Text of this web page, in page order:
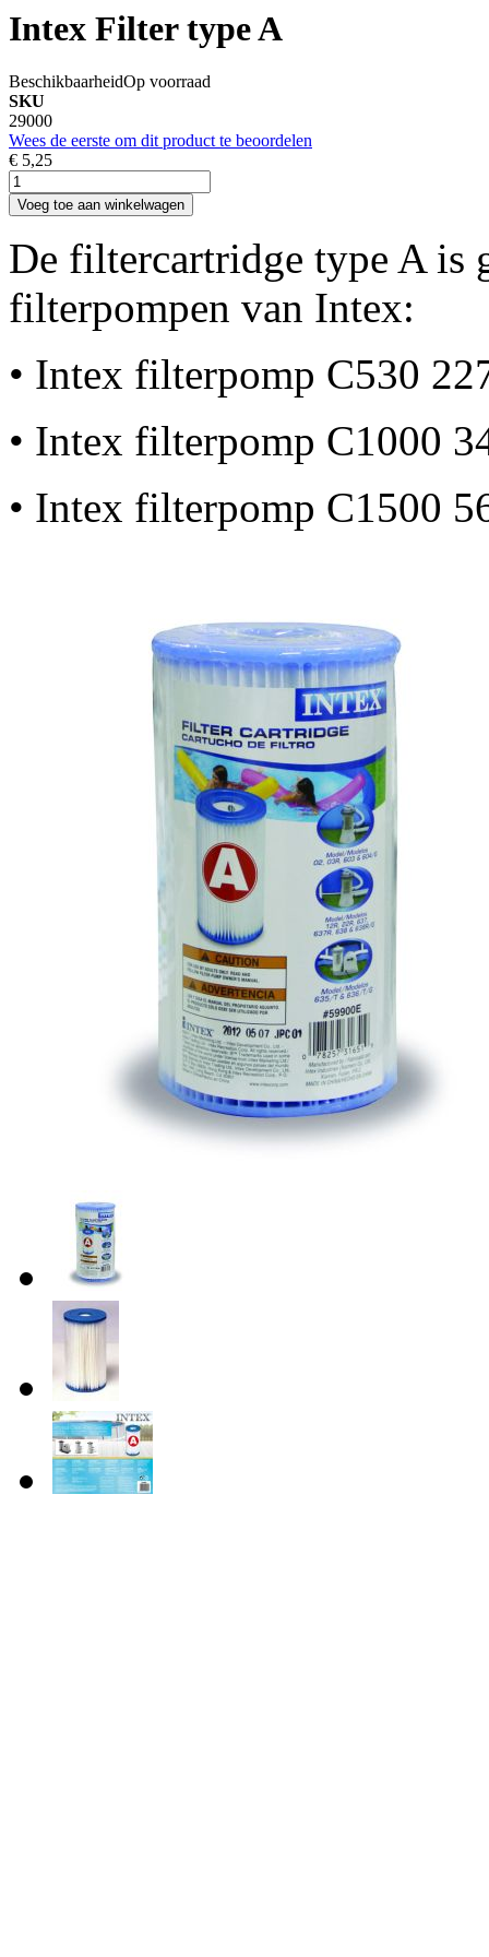
Intex Filter type A
BeschikbaarheidOp voorraad
SKU
29000
Wees de eerste om dit product te beoordelen
€ 5,25
Voeg toe aan winkelwagen
De filtercartridge type A is
filterpompen van Intex:
• Intex filterpomp C530
• Intex filterpomp C1000
• Intex filterpomp C1500